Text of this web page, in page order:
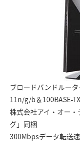
ブロードバンドルー
11n/g/b＆100BASE-
株式会社アイ・オー
グ」同梱
300Mbpsデータ転送